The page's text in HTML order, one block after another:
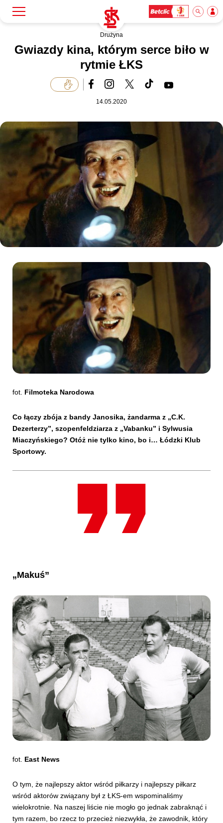
Klub
Akademia
Biznes
Dla mediów
Kibice
SKLEP KUP BILET
Drużyna
Gwiazdy kina, którym serce biło w
rytmie ŁKS
14.05.2020
fot. Filmoteka Narodowa
Co łączy zbója z bandy Janosika, żandarma z „C.K.
Dezerterzy”, szopenfeldziarza z „Vabanku” i Sylwusia
Miaczyńskiego? Otóż nie tylko kino, bo i… Łódzki Klub
Sportowy.
„Makuś”
fot. East News
O tym, że najlepszy aktor wśród piłkarzy i najlepszy piłkarz
wśród aktorów związany był z ŁKS-em wspominaliśmy
wielokrotnie. Na naszej liście nie mogło go jednak zabraknąć i
tym razem, bo rzecz to przecież niezwykła, że zawodnik, który